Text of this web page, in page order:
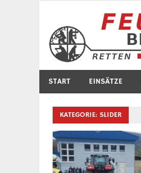
springen
START EINSÄTZE
KATEGORIE: SLIDER